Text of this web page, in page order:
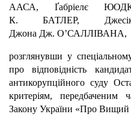
ААСА, Ґабріелє
К. БАТЛЕР,
Джона Дж. О’САЛЛІВАНА,
розглянувши у
про відповідність
антикорупційного суду
критеріям, передбаченим
Закону України «Про Вищий